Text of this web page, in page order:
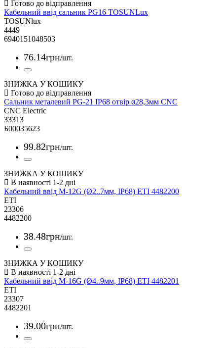
Кабельний ввід сальник PG16 TOSUNLux
TOSUNlux
4449
6940151048503
76.14грн/шт.
ЗНИЖКА У КОШИКУ
Сальник металевий PG-21 IP68 отвір ø28,3мм CNC
CNC Electric
33313
Б00035623
99.82грн/шт.
ЗНИЖКА У КОШИКУ
Кабельний ввід M-12G (Ø2..7мм, IP68) ETI 4482200
ETI
23306
4482200
38.48грн/шт.
ЗНИЖКА У КОШИКУ
Кабельний ввід M-16G (Ø4..9мм, IP68) ETI 4482201
ETI
23307
4482201
39.00грн/шт.